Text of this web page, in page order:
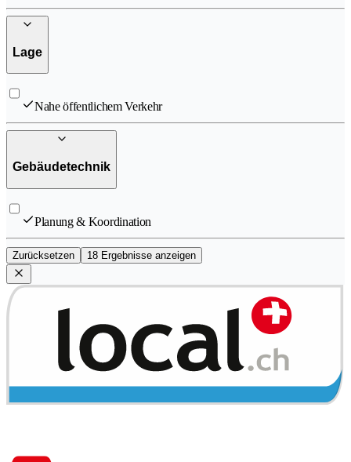
Lage
Nahe öffentlichem Verkehr
Gebäudetechnik
Planung & Koordination
Zurücksetzen 18 Ergebnisse anzeigen